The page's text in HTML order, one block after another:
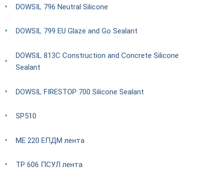
DOWSIL 796 Neutral Silicone
DOWSIL 799 EU Glaze and Go Sealant
DOWSIL 813C Construction and Concrete Silicone
Sealant
DOWSIL FIRESTOP 700 Silicone Sealant
SP510
ME 220 ЕПДМ лента
TP 606 ПСУЛ лента